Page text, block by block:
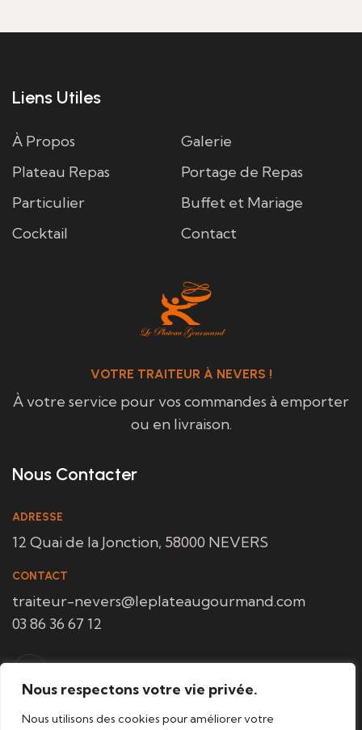
Nous respectons votre vie privée.
Nous utilisons des cookies pour améliorer votre
Liens Utiles
À Propos
Galerie
Plateau Repas
Portage de Repas
Particulier
Buffet et Mariage
Cocktail
Contact
VOTRE TRAITEUR À NEVERS !
À votre service pour vos commandes à emporter
ou en livraison.
Nous Contacter
ADRESSE
12 Quai de la Jonction, 58000 NEVERS
CONTACT
traiteur-nevers@leplateaugourmand.com
03 86 36 67 12